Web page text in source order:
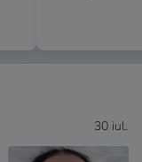
30 iul.